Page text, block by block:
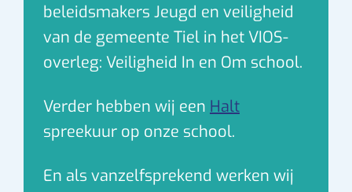
beleidsmakers Jeugd en veiligheid
van de gemeente Tiel in het VIOS-
overleg: Veiligheid In en Om school.
Verder hebben wij een Halt
spreekuur op onze school.
En als vanzelfsprekend werken wij